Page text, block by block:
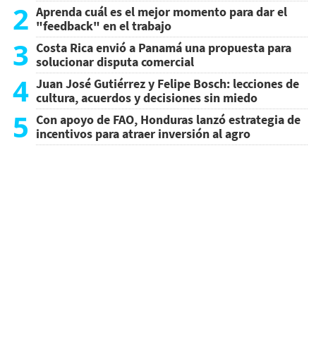
2 Aprenda cuál es el mejor momento para dar el
"feedback" en el trabajo
3 Costa Rica envió a Panamá una propuesta para
solucionar disputa comercial
4 Juan José Gutiérrez y Felipe Bosch: lecciones de
cultura, acuerdos y decisiones sin miedo
5 Con apoyo de FAO, Honduras lanzó estrategia de
incentivos para atraer inversión al agro